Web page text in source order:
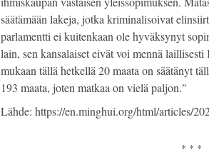
säätämään lakeja, jotka kriminalisoivat
parlamentti ei kuitenkaan ole hyväksynyt
lain, sen kansalaiset eivät voi mennä
mukaan tällä hetkellä 20 maata on säätänyt
193 maata, joten matkaa on vielä paljon."
Lähde: https://en.minghui.org/html/articles/
* * *